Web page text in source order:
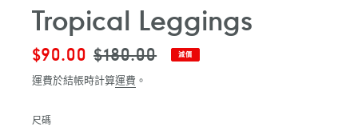
Tropical Leggings
售
價
$90.00 定
價
$180.00 減價
運費於結帳時計算運費 。
尺碼